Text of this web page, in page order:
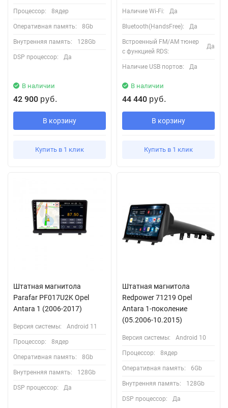
Процессор: 8ядер
Оперативная память: 8Gb
Внутренняя память: 128Gb
DSP процессор: Да
В наличии
42 900 руб.
В корзину
Купить в 1 клик
Наличие Wi-Fi: Да
Bluetooth(HandsFree): Да
Встроенный FM/AM тюнер
с функцией RDS:
Да
Наличие USB портов: Да
В наличии
44 440 руб.
В корзину
Купить в 1 клик
Штатная магнитола
Parafar PF017U2K Opel
Antara 1 (2006-2017)
Версия системы: Android 11
Процессор: 8ядер
Оперативная память: 8Gb
Внутренняя память: 128Gb
DSP процессор: Да
Штатная магнитола
Redpower 71219 Opel
Antara 1-поколение
(05.2006-10.2015)
Версия системы: Android 10
Процессор: 8ядер
Оперативная память: 6Gb
Внутренняя память: 128Gb
DSP процессор: Да